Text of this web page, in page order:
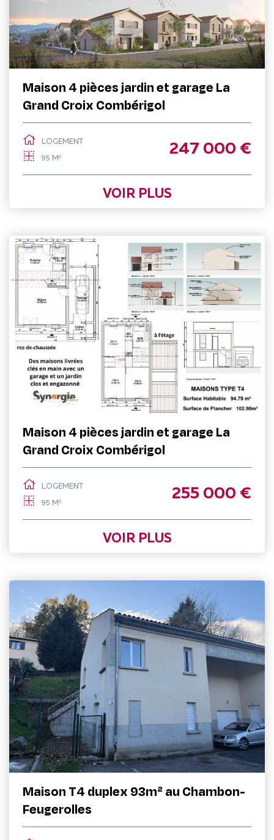
Maison 4 pièces jardin et garage La
Grand Croix Combérigol
LOGEMENT
95 M²
247 000 €
VOIR PLUS
Maison 4 pièces jardin et garage La
Grand Croix Combérigol
LOGEMENT
95 M²
255 000 €
VOIR PLUS
Maison T4 duplex 93m² au Chambon-
Feugerolles